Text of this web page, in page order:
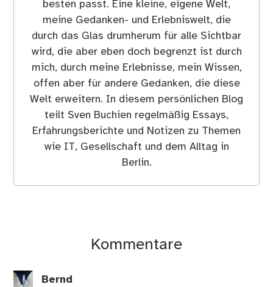
besten passt. Eine kleine, eigene Welt,
meine Gedanken- und Erlebniswelt, die
durch das Glas drumherum für alle Sichtbar
wird, die aber eben doch begrenzt ist durch
mich, durch meine Erlebnisse, mein Wissen,
offen aber für andere Gedanken, die diese
Welt erweitern. In diesem persönlichen Blog
teilt Sven Buchien regelmäßig Essays,
Erfahrungsberichte und Notizen zu Themen
wie IT, Gesellschaft und dem Alltag in
Berlin.
Kommentare
Bernd